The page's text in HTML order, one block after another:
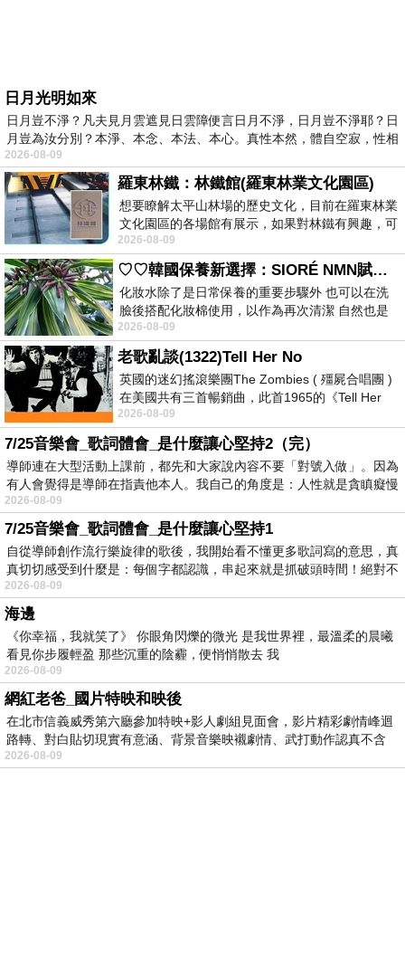
日月光明如來
日月豈不淨？凡夫見月雲遮見日雲障便言日月不淨，日月豈不淨耶？日
月豈為汝分別？本淨、本念、本法、本心。真性本然，體自空寂，性相
2026-08-09
羅東林鐵：林鐵館(羅東林業文化園區)
想要瞭解太平山林場的歷史文化，目前在羅東林業
文化園區的各場館有展示，如果對林鐵有興趣，可
以到林鐵館。 這裡展示從山下
2026-08-09
♡♡韓國保養新選擇：SIORÉ NMN賦活泡泡化妝水♡♡
化妝水除了是日常保養的重要步驟外 也可以在洗
臉後搭配化妝棉使用，以作為再次清潔 自然也是
我的保養必備品項 不過，我對於化妝
2026-08-09
老歌亂談(1322)Tell Her No
英國的迷幻搖滾樂團The Zombies ( 殭屍合唱團 )
在美國共有三首暢銷曲，此首1965的《Tell Her
No》即為其中之一，在告示牌百大單曲
2026-08-09
7/25音樂會_歌詞體會_是什麼讓心堅持2（完）
導師連在大型活動上課前，都先和大家說內容不要「對號入做」。因為
有人會覺得是導師在指責他本人。我自己的角度是：人性就是貪瞋癡慢
2026-08-09
7/25音樂會_歌詞體會_是什麼讓心堅持1
自從導師創作流行樂旋律的歌後，我開始看不懂更多歌詞寫的意思，真
真切切感受到什麼是：每個字都認識，串起來就是抓破頭時間！絕對不
2026-08-09
海邊
《你幸福，我就笑了》 你眼角閃爍的微光 是我世界裡，最溫柔的晨曦
看見你步履輕盈 那些沉重的陰霾，便悄悄散去 我
2026-08-09
網紅老爸_國片特映和映後
在北市信義威秀第六廳參加特映+影人劇組見面會，影片精彩劇情峰迴
路轉、對白貼切現實有意涵、背景音樂映襯劇情、武打動作認真不含
糊、
2026-08-09